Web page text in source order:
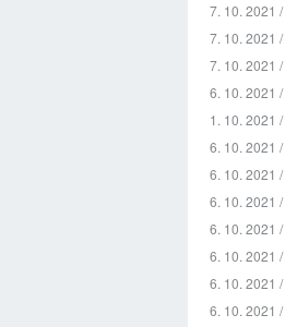
7. 10. 2021 /
7. 10. 2021 /
7. 10. 2021 /
6. 10. 2021 /
1. 10. 2021 /
6. 10. 2021 /
6. 10. 2021 /
6. 10. 2021 /
6. 10. 2021 /
6. 10. 2021 /
6. 10. 2021 /
6. 10. 2021 /